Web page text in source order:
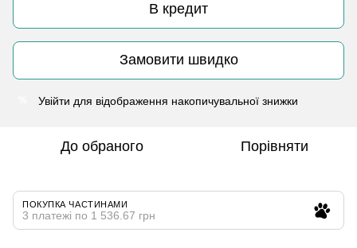
В кредит
Замовити швидко
Увійти для відображення накопичувальної знижки
До обраного Порівняти
ПОКУПКА ЧАСТИНАМИ
3 платежі по 1 536.67 грн